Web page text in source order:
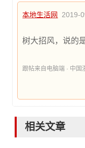
本地生活网 2019-
树大招风，说的
跟帖来自电脑端 · 中国
相关文章